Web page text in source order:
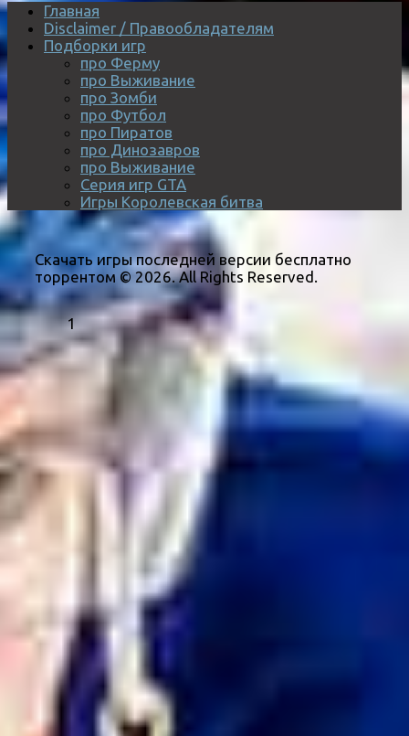
Главная
Disclaimer / Правообладателям
Подборки игр
про Ферму
про Выживание
про Зомби
про Футбол
про Пиратов
про Динозавров
про Выживание
Серия игр GTA
Игры Королевская битва
Скачать игры последней версии бесплатно
торрентом © 2026. All Rights Reserved.
1